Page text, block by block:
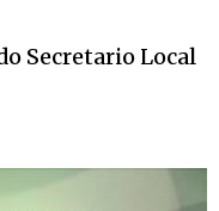
Secretario Local